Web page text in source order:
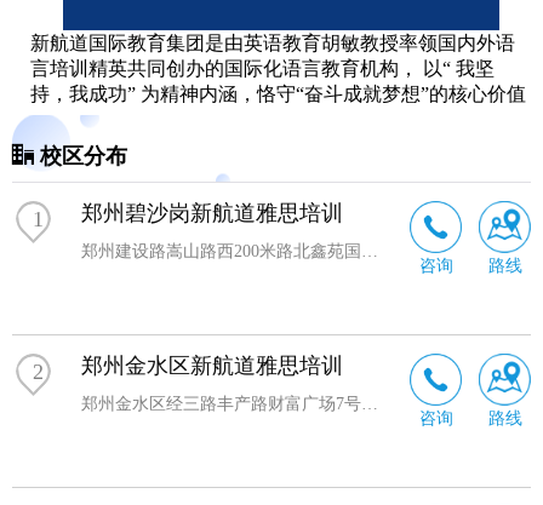
新航道国际教育集团是由英语教育胡敏教授率领国内外语
言培训精英共同创办的国际化语言教育机构， 以“ 我坚
持，我成功” 为精神内涵，恪守“奋斗成就梦想”的核心价值
观，坚守“高能”的教育理念，致力于培养具有全球胜任力
(包括： 4 C 能力即沟通能力 Communication, 批判性思维
Critical Thinking, 合作 Collaboration, 创造力与创新 Creativity
年，立志“做全球的教育机构”。
自 2004 年成立以来，经过十余年的发展，如今的新航道，
已助力万千青少年走出国门，步入剑桥大学、牛津大学、
学校、留学咨询、国际教育、在线教育、优加青少、图书
出版、家庭教育、国际游学、鲸航科技、英语能力发展研
究中心、全球胜任力研究中心等分支机构，在全球拥有 40
多家分校和 300 多个学习中心， 构建了一条完整的国际教
新航道鼎力支持共青团中央学校部主办的“习语金句· 百校
校区分布
1 郑州碧沙岗新航道雅思培训
郑州建设路嵩山路西200米路北鑫苑国际广场2楼（地铁1号线碧沙岗站D出口）
咨询 路线
2 郑州金水区新航道雅思培训
郑州金水区经三路丰产路财富广场7号楼2楼
咨询 路线